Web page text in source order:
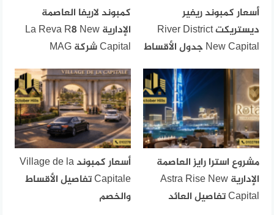
أسعار كمبوند ريفير
ديستريكت River District
New Capital جدول الأقساط
كمبوند لاريفا العاصمة
الإدارية La Reva R8 New
Capital شركة MAG
مشروع استرا رايز العاصمة
الإدارية Astra Rise New
Capital تفاصيل العائد
أسعار كمبوند Village de la
Capitale تفاصيل الأقساط
والخصم